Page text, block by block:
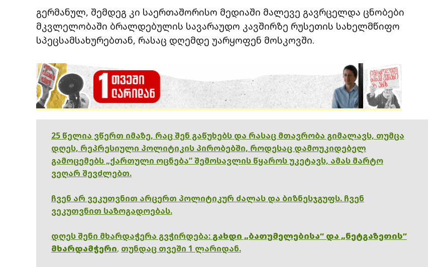
გერმანულ, შემდეგ კი საერთაშორისო მედიაში მალევე გავრცელდა ცნობები
მკვლელობაში ბრალდებულის სავარაუდო კავშირზე რუსეთის სახელმწიფო
სპეცსამსახურებთან, რასაც დღემდე უარყოფენ მოსკოვში.
25 წელია ვწერთ იმაზე, რაც შენ გაწუხებს და რასაც მთავრობა გიმალავს, თუმცა
დღეს, რეპრესიული პოლიტიკის პირობებში, როდესაც დამოუკიდებელ
გამოცემებს „ქართული ოცნება“ შემოსავლის წყაროს უკეტავს, ამას მარტო
ვეღარ შევძლებთ.
ჩვენ არ ვეკუთვნით არცერთ პოლიტიკურ ძალას და ბიზნესჯგუფს. ჩვენ
ვეკუთვნით საზოგადოებას.
დღეს შენი მხარდაჭერა გვჭირდება: გახდი „ბათუმელებისა“ და „ნეტგაზეთის“
მხარდამჭერი, თუნდაც თვეში 1 ლარიდან.